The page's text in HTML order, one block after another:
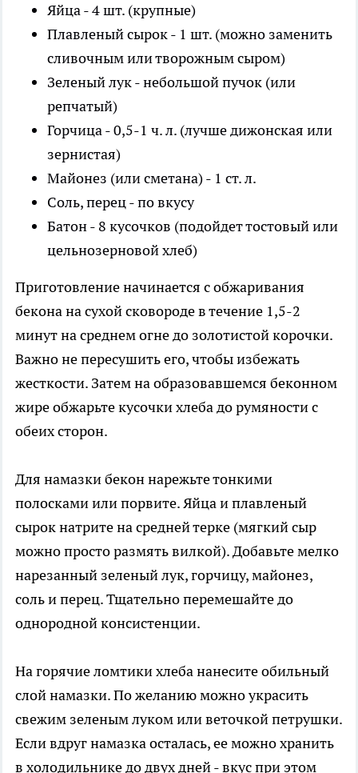
Яйца - 4 шт. (крупные)
Плавленый сырок - 1 шт. (можно заменить
сливочным или творожным сыром)
Зеленый лук - небольшой пучок (или
репчатый)
Горчица - 0,5-1 ч. л. (лучше дижонская или
зернистая)
Майонез (или сметана) - 1 ст. л.
Соль, перец - по вкусу
Батон - 8 кусочков (подойдет тостовый или
цельнозерновой хлеб)
Приготовление начинается с обжаривания
бекона на сухой сковороде в течение 1,5-2
минут на среднем огне до золотистой корочки.
Важно не пересушить его, чтобы избежать
жесткости. Затем на образовавшемся беконном
жире обжарьте кусочки хлеба до румяности с
обеих сторон.
Для намазки бекон нарежьте тонкими
полосками или порвите. Яйца и плавленый
сырок натрите на средней терке (мягкий сыр
можно просто размять вилкой). Добавьте мелко
нарезанный зеленый лук, горчицу, майонез,
соль и перец. Тщательно перемешайте до
однородной консистенции.
На горячие ломтики хлеба нанесите обильный
слой намазки. По желанию можно украсить
свежим зеленым луком или веточкой петрушки.
Если вдруг намазка осталась, ее можно хранить
в холодильнике до двух дней - вкус при этом